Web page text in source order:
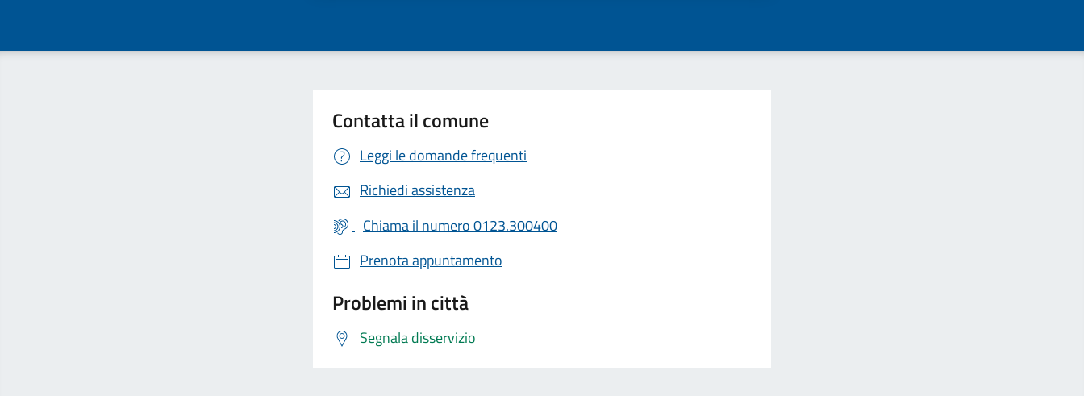
Contatta il comune
Leggi le domande frequenti
Richiedi assistenza
Chiama il numero 0123.300400
Prenota appuntamento
Problemi in città
Segnala disservizio